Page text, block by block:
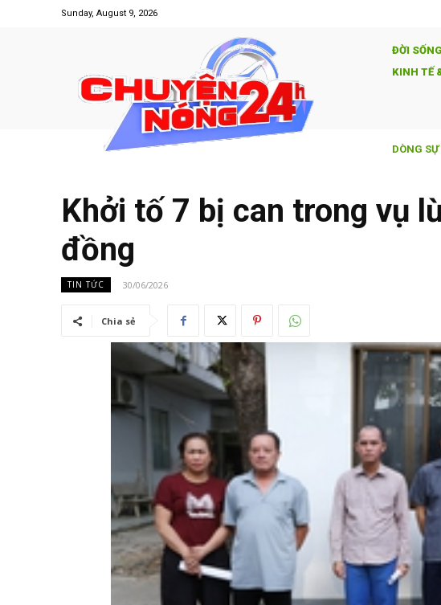
Sunday, August 9, 2026
ĐỜI
KINH TẾ
DÒNG SỰ
Khởi tố 7 bị can trong vụ
đồng
TIN TỨC 30/06/2026
Chia sẻ